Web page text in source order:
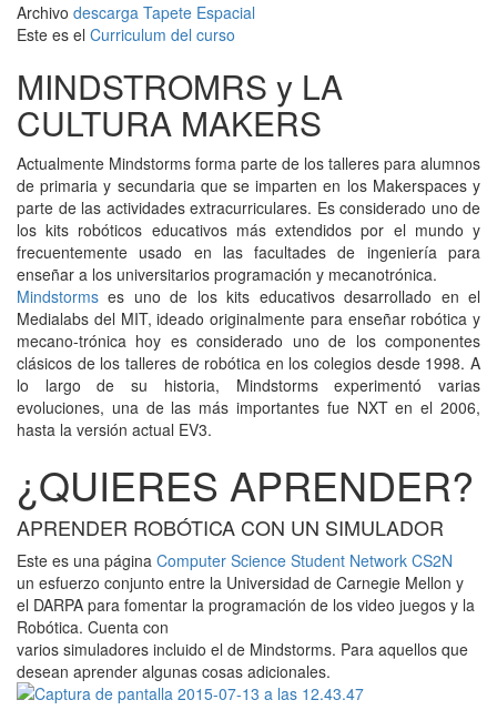
Archivo descarga Tapete Espacial
Este es el Curriculum del curso
MINDSTROMRS y LA
CULTURA MAKERS
Actualmente Mindstorms forma parte de los talleres para alumnos
de primaria y secundaria que se imparten en los Makerspaces y
parte de las actividades extracurriculares. Es considerado uno de
los kits robóticos educativos más extendidos por el mundo y
frecuentemente usado en las facultades de ingeniería para
enseñar a los universitarios programación y mecanotrónica.
Mindstorms es uno de los kits educativos desarrollado en el
Medialabs del MIT, ideado originalmente para enseñar robótica y
mecano-trónica hoy es considerado uno de los componentes
clásicos de los talleres de robótica en los colegios desde 1998. A
lo largo de su historia, Mindstorms experimentó varias
evoluciones, una de las más importantes fue NXT en el 2006,
hasta la versión actual EV3.
¿QUIERES APRENDER?
APRENDER ROBÓTICA CON UN SIMULADOR
Este es una página Computer Science Student Network CS2N
un esfuerzo conjunto entre la Universidad de Carnegie Mellon y
el DARPA para fomentar la programación de los video juegos y la
Robótica. Cuenta con
varios simuladores incluido el de Mindstorms. Para aquellos que
desean aprender algunas cosas adicionales.